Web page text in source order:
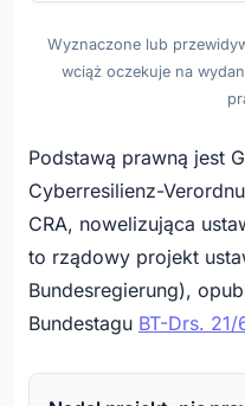
Wyznaczone lub
wciąż oczekuje na
Podstawą prawną jest
Cyberresilienz-
CRA, nowelizująca
to rządowy projekt
Bundesregierung),
Bundestagu BT-Drs. 21/